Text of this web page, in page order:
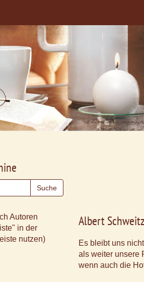
Albert
Es bleibt uns
als weiter unsere
wenn auch die
Autoren
in der
nutzen)